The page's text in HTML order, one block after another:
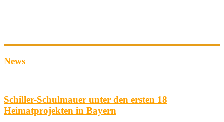
News
Schiller-Schulmauer unter den ersten 18
Heimatprojekten in Bayern